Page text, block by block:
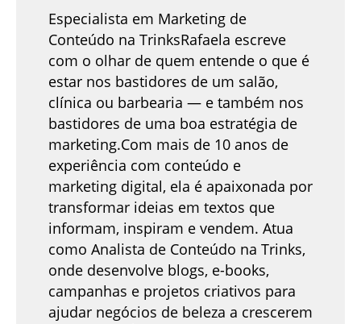
Especialista em Marketing de
Conteúdo na TrinksRafaela escreve
com o olhar de quem entende o que é
estar nos bastidores de um salão,
clínica ou barbearia — e também nos
bastidores de uma boa estratégia de
marketing.Com mais de 10 anos de
experiência com conteúdo e
marketing digital, ela é apaixonada por
transformar ideias em textos que
informam, inspiram e vendem. Atua
como Analista de Conteúdo na Trinks,
onde desenvolve blogs, e-books,
campanhas e projetos criativos para
ajudar negócios de beleza a crescerem